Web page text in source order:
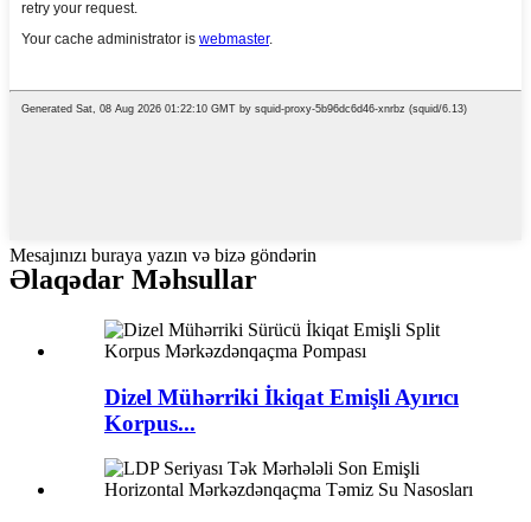
Mesajınızı buraya yazın və bizə göndərin
Əlaqədar Məhsullar
Dizel Mühərriki İkiqat Emişli Ayırıcı
Korpus...